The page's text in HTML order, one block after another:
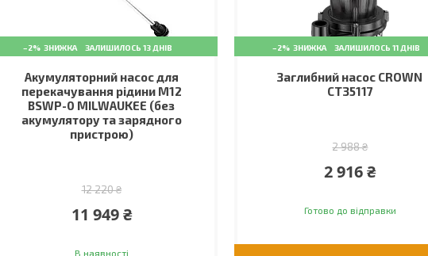
–2% ЗАЛИШИЛОСЬ 13 ДНІВ
Акумуляторний насос для
перекачування рідини M12
BSWP-0 MILWAUKEE (без
акумулятору та зарядного
пристрою)
12 220 ₴
11 949 ₴
В наявності
–2% ЗАЛИШИЛОСЬ 11 ДНІВ
Заглибний насос CROWN
CT35117
2 988 ₴
2 916 ₴
Готово до відправки